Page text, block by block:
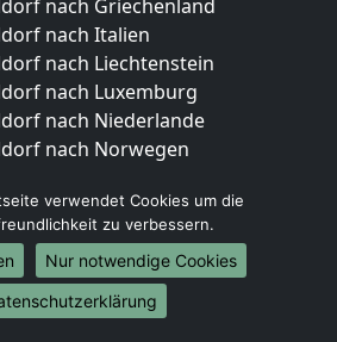
nach Griechenland
nach Italien
nach Liechtenstein
nach Luxemburg
nach Niederlande
nach Norwegen
nach Berlin
nach Hamburg
nach München
nach Köln
verwendet Cookies um die
zu verbessern.
Nur notwendige Cookies